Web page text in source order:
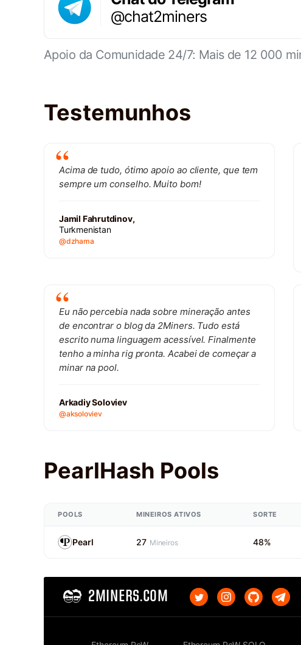
@chat2miners
Apoio da Comunidade 24/7: Mais de 12 000
Testemunhos
Acima de tudo, ótimo apoio ao cliente, que tem
sempre um conselho. Muito bom!
Jamil Fahrutdinov,
Turkmenistan
@dzhama
Eu não percebia nada sobre mineração antes
de encontrar o blog da 2Miners. Tudo está
escrito numa linguagem acessível. Finalmente
tenho a minha rig pronta. Acabei de começar a
minar na pool.
Arkadiy Soloviev
@aksoloviev
PearlHash Pools
POOLS MINEIROS ATIVOS SORTE
Pearl 27 Mineiros 48%
2MINERS.COM